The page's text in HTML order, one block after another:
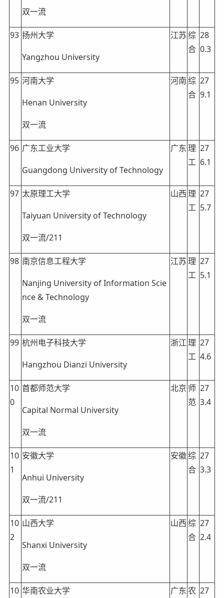
双一流
93 扬州大学
Yangzhou University
江苏综
合
28
0.3
95 河南大学
Henan University
双一流
河南综
合
27
9.1
96 广东工业大学
Guangdong University of Technology
广东理
工
27
6.1
97 太原理工大学
Taiyuan University of Technology
双一流/211
山西理
工
27
5.7
98 南京信息工程大学
Nanjing University of Information Scie
nce & Technology
双一流
江苏理
工
27
5.1
99 杭州电子科技大学
Hangzhou Dianzi University
浙江理
工
27
4.6
10
0
首都师范大学
Capital Normal University
双一流
北京 师
范
27
3.4
10
1
安徽大学
Anhui University
双一流/211
安徽综
合
27
3.3
10
2
山西大学
Shanxi University
双一流
山西综
合
27
2.4
10 华南农业大学
广东农 27